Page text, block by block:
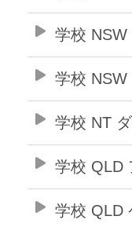
学校
学校 NSW
学校 NT
学校 QLD
学校 QLD